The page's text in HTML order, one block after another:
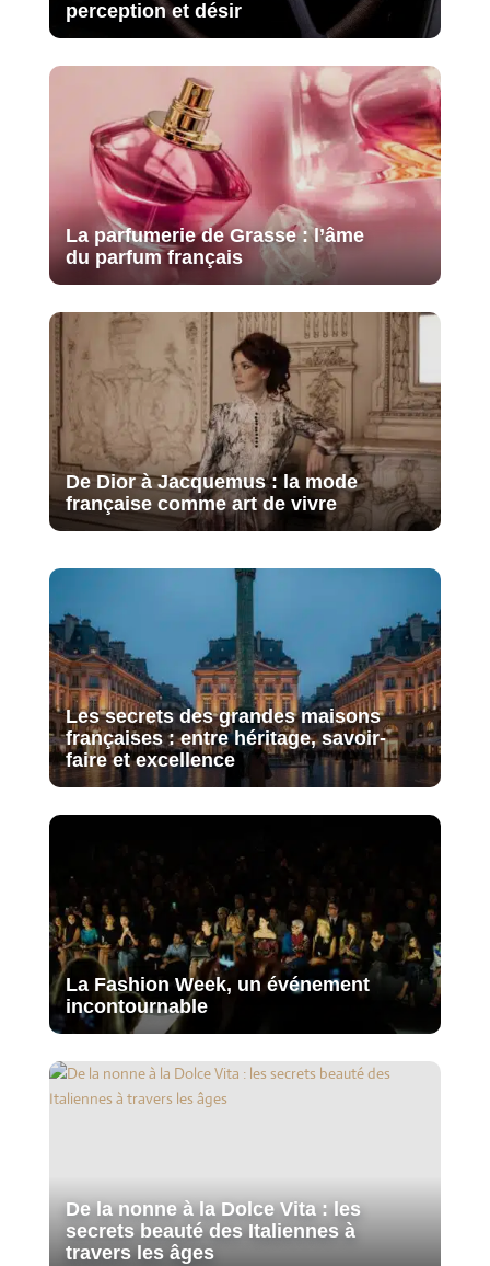
perception et désir
La parfumerie de Grasse : l’âme
du parfum français
De Dior à Jacquemus : la mode
française comme art de vivre
Les secrets des grandes maisons
françaises : entre héritage, savoir-
faire et excellence
La Fashion Week, un événement
incontournable
De la nonne à la Dolce Vita : les
secrets beauté des Italiennes à
travers les âges